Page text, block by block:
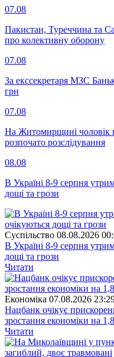
07.08
Пакистан, Туреччина та
про колективну оборону
07.08
За екссекретаря МЗС
грн
07.08
На Житомирщині чоловік
розпочато розслідування
08.08
В Україні 8-9 серпня
дощі та грози
Суспiльство 08.08.2026
В Україні 8-9 серпня
дощі та грози
Читати
Економіка 07.08.2026
Нацбанк очікує
зростання економіки на
Читати